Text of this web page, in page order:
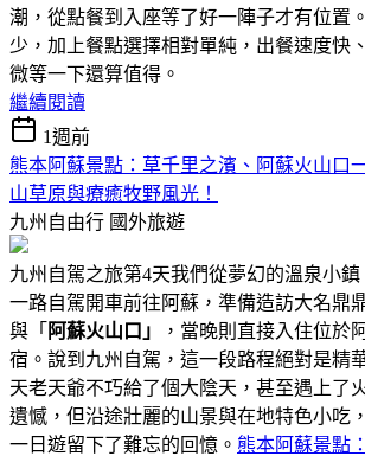
潮，從點餐到入座等了好一陣子才有位置
少，加上餐點選擇相對單純，出餐速度快
微等一下還算值得。
繼續閱讀
1週前
熊本阿蘇景點：草千里之濱、阿蘇火山口
山草原與療癒牧野風光！
九州自由行 國外旅遊
九州自駕之旅第4天我們從夢幻的溫泉小鎮
一路自駕開車前往阿蘇，準備造訪大名鼎
與「 阿蘇火山口」
，當晚則直接入住位於
宿。說到九州自駕，這一段路程絕對是精
天老天爺不巧給了個大陰天，甚至遇上了
遺憾，但沿途壯麗的山景與在地特色小吃
一日遊留下了難忘的回憶。 熊本阿蘇景點